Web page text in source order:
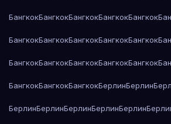
БангкокБангкокБангкокБангкокБангкок
БангкокБангкокБангкокБангкокБангкок
БангкокБангкокБангкокБангкокБангкок
БангкокБангкокБангкокБерлинБерлин
БерлинБерлинБерлинБерлинБерлин